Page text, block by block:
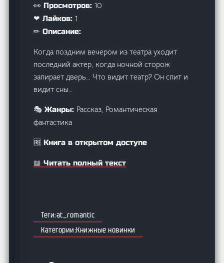
👀 Просмотров:10
❤ Лайков:1
✏ Описание:
Когда поздним вечером из театра уходит
последний актер, когда ночной сторож
запирает дверь… Что видит театр? Он спит и
видит сны…
🎭 Жанры: Рассказ, Романтическая
фантастика
🆓 Книга в открытом доступе
📖 Читать полный текст
at_romantic
Книжные новинки